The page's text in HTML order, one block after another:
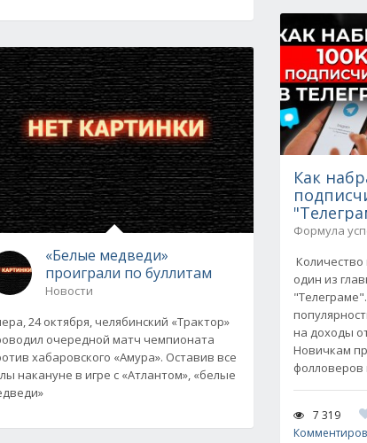
«Белые медведи»
проиграли по буллитам
Новости
24 октября, челябинский «Трактор»
очередной матч чемпионата
хабаровского «Амура». Оставив все
накануне в игре с «Атлантом», «белые
Как
Формула
один из
на доходы
Новичкам
фолловеров
7 319